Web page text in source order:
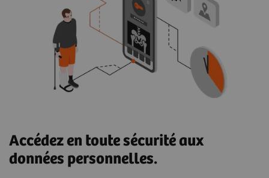
Accédez en toute sécurité aux
données personnelles.